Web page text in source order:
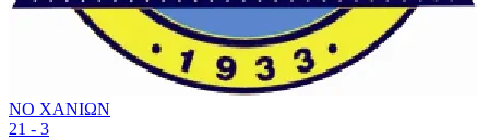
ΝΟ ΧΑΝΙΩΝ
21 - 3